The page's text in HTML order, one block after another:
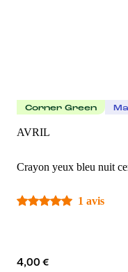
Corner Green
AVRIL
Crayon yeux bleu nuit
1 avis
4,00 €